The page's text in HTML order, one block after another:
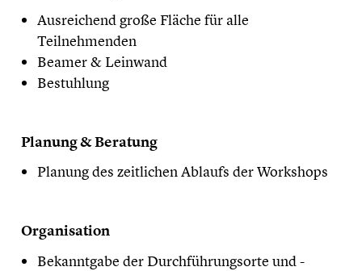
Ausreichend große Fläche für alle
Teilnehmenden
Beamer & Leinwand
Bestuhlung
Planung & Beratung
Planung des zeitlichen Ablaufs der Workshops
Organisation
Bekanntgabe der Durchführungsorte und -